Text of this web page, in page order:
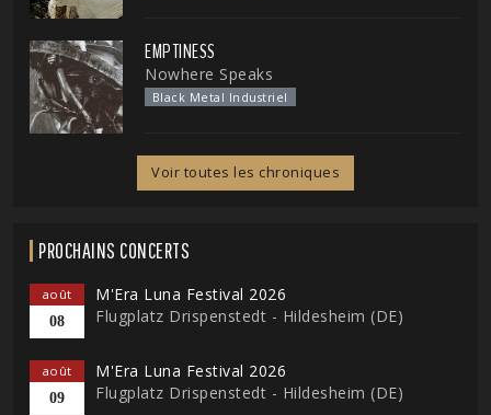
EMPTINESS
Nowhere Speaks
Black Metal Industriel
Voir toutes les chroniques
PROCHAINS CONCERTS
août
08
M'Era Luna Festival 2026
Flugplatz Drispenstedt - Hildesheim (DE)
août
09
M'Era Luna Festival 2026
Flugplatz Drispenstedt - Hildesheim (DE)